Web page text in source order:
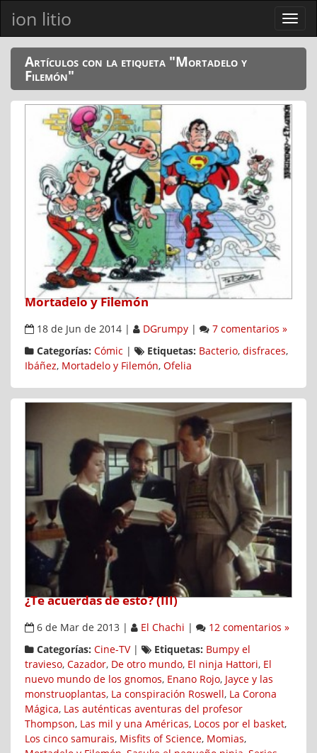
ion litio
Ver
menú
Artículos con la etiqueta "Mortadelo y
Filemón"
Mortadelo y Filemón
18 de Jun de 2014 DGrumpy
7 comentarios »
Categorías: Cómic Etiquetas: Bacterio, disfraces,
Ibáñez, Mortadelo y Filemón, Ofelia
¿Te acuerdas de esto? (III)
6 de Mar de 2013 | El Chachi |
12 comentarios »
Categorías: Cine-TV| Etiquetas: Bumpy el
travieso, Cazador, De otro mundo, El ninja Hattori, El
nuevo mundo de los gnomos, Enano Rojo, Jayce y las
monstruoplantas, La conspiración Roswell, La Corona
Mágica, Las auténticas aventuras del profesor
Thompson, Las mil y una Américas, Locos por el basket,
Los cinco samurais, Misfits of Science, Momias,